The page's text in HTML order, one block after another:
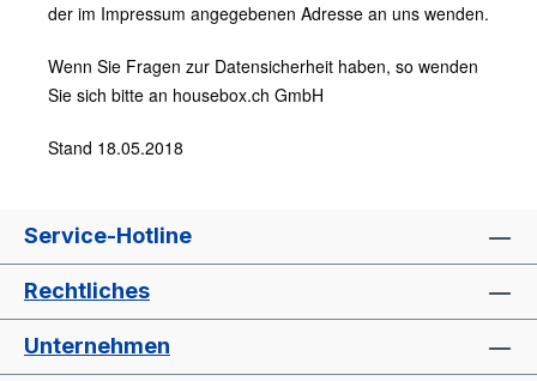
der im Impressum angegebenen Adresse an uns wenden.
Wenn Sie Fragen zur Datensicherheit haben, so wenden
Sie sich bitte an housebox.ch GmbH
Stand 18.05.2018
Service-Hotline
Rechtliches
Unternehmen